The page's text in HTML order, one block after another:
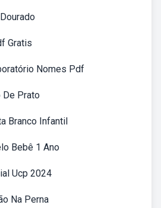
Gratis
Nomes Pdf
De Prato
Branco Infantil
Bebê 1 Ano
Ucp 2024
Na Perna